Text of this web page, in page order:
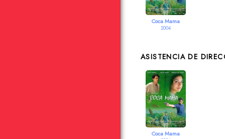
Coca Mama
2004
ASISTENCIA DE
Coca Mama